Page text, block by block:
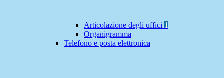
Articolazione degli uffici 1
Organigramma
Telefono e posta elettronica